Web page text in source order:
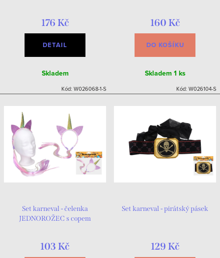
176 Kč
DETAIL
Skladem
Kód: W026068-1-S
160 Kč
DO KOŠÍKU
Skladem 1 ks
Kód: W026104-S
Set karneval - čelenka
JEDNOROŽEC s copem
103 Kč
Set karneval - pirátský pásek
129 Kč